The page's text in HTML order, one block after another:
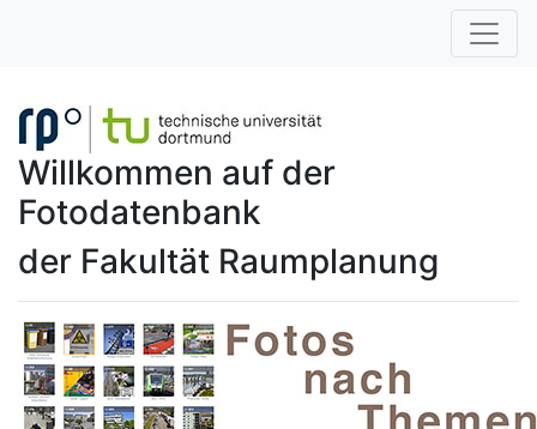
Willkommen auf der
Fotodatenbank
der Fakultät Raumplanung